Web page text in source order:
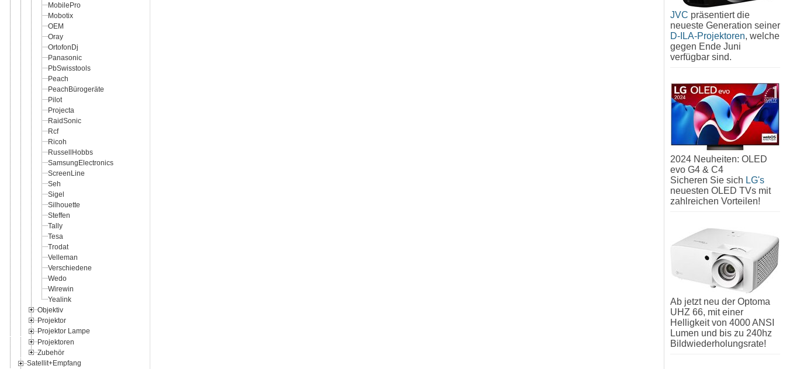
MobilePro
Mobotix
OEM
Oray
OrtofonDj
Panasonic
PbSwisstools
Peach
PeachBürogeräte
Pilot
Projecta
RaidSonic
Rcf
Ricoh
RussellHobbs
SamsungElectronics
ScreenLine
Seh
Sigel
Silhouette
Steffen
Tally
Tesa
Trodat
Velleman
Verschiedene
Wedo
Wirewin
Yealink
Objektiv
Projektor
Projektor Lampe
Projektoren
Zubehör
Satellit+Empfang
JVC präsentiert die
neueste Generation seiner
D-ILA-Projektoren, welche
gegen Ende Juni
verfügbar sind.
2024 Neuheiten: OLED
evo G4 & C4
Sicheren Sie sich LG's
neuesten OLED TVs mit
zahlreichen Vorteilen!
Ab jetzt neu der Optoma
UHZ 66, mit einer
Helligkeit von 4000 ANSI
Lumen und bis zu 240hz
Bildwiederholungsrate!